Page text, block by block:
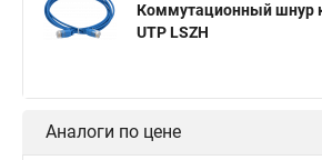
Коммутационный шнур
UTP LSZH
Аналоги по цене